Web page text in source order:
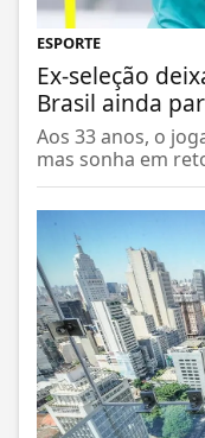
ESPORTE
Ex-seleção
Brasil ainda
Aos 33 anos, o
mas sonha em